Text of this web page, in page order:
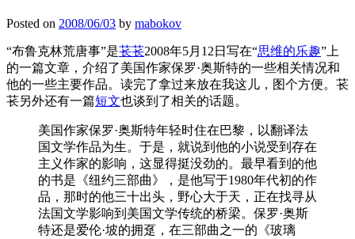
Posted on 2008/06/03 by mabokov
“布鲁克林荒唐事”是苌苌2008年5月12日写在“思维的乐趣”上
的一篇文章，介绍了美国作家保罗·奥斯特的一些相关情况和
他的一些主要作品。读完了拿过来放在我这儿，图个方便。苌
苌另外还有一篇短文也谈到了相关的话题。
美国作家保罗·奥斯特年轻时住在巴黎，以翻译法
国文学作品为生。于是，就说到他的小说受到存在
主义作家的影响，这显得挺没劲的。最早看到的他
的书是《纽约三部曲》，是他写于1980年代初的作
品，那时的他三十出头，野心大于天，正在找寻从
法国文学影响到美国文学传统的桥梁。保罗·奥斯
特还是爱伦·坡的拥趸，在三部曲之一的《玻璃